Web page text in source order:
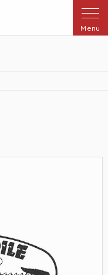
Menu